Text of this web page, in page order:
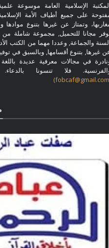
الإسلامية العامة موسوعة
على جميع أطياف الأمة
وتمتاز عن غيرها بتنوع موادها
مجانا للتحميل, مجموعة شاملة
والجماعة, وعددا مهما من الكتب
غيرها, بتنوع أقسامها, وبالسبق في
في مجالات معرفية عديدة باللغة
فلا تنسونا